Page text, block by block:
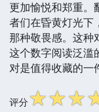
更加愉悦和郑重。
者们在昏黄灯光下
那种敬畏感。这种
这个数字阅读泛滥
对是值得收藏的一
评分☆☆☆